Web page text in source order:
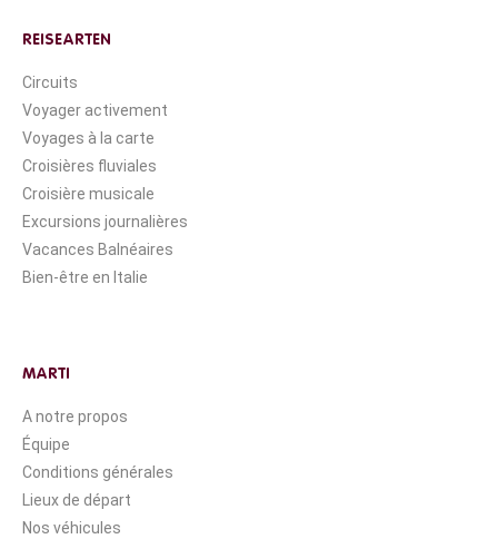
REISEARTEN
Circuits
Voyager activement
Voyages à la carte
Croisières fluviales
Croisière musicale
Excursions journalières
Vacances Balnéaires
Bien-être en Italie
MARTI
A notre propos
Équipe
Conditions générales
Lieux de départ
Nos véhicules